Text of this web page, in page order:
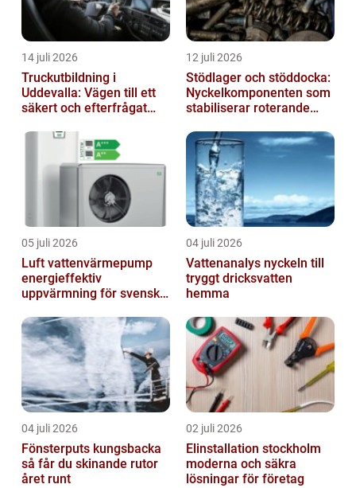
14 juli 2026
Truckutbildning i
Uddevalla: Vägen till ett
säkert och efterfrågat
12 juli 2026
Stödlager och stöddocka:
Nyckelkomponenten som
stabiliserar roterande
05 juli 2026
Luft vattenvärmepump
energieffektiv
uppvärmning för svenska
04 juli 2026
Vattenanalys nyckeln till
tryggt dricksvatten
hemma
04 juli 2026
Fönsterputs kungsbacka
så får du skinande rutor
året runt
02 juli 2026
Elinstallation stockholm
moderna och säkra
lösningar för företag